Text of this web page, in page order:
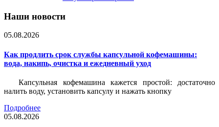
Наши новости
05.08.2026
Как продлить срок службы капсульной кофемашины:
вода, накипь, очистка и ежедневный уход
Капсульная кофемашина кажется простой: достаточно
налить воду, установить капсулу и нажать кнопку
Подробнее
05.08.2026